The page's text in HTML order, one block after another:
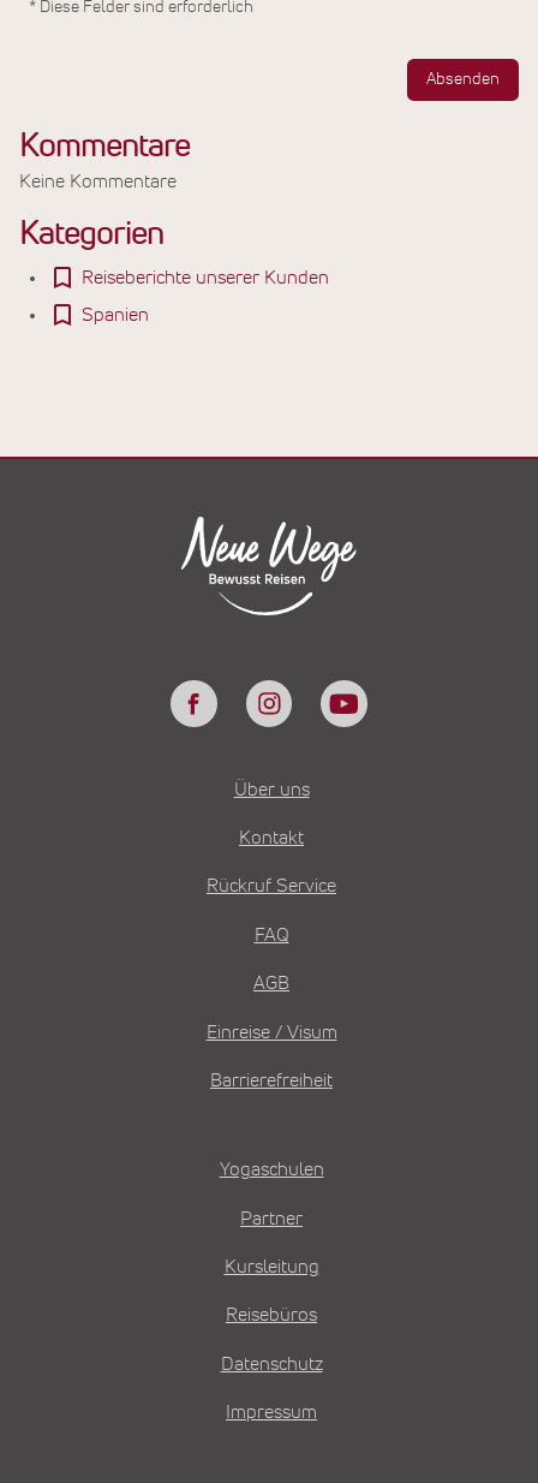
* Diese Felder sind erforderlich
Absenden
Kommentare
Keine Kommentare
Kategorien
Reiseberichte unserer Kunden
Spanien
Über uns
Kontakt
Rückruf Service
FAQ
AGB
Einreise / Visum
Barrierefreiheit
Yogaschulen
Partner
Kursleitung
Reisebüros
Datenschutz
Impressum